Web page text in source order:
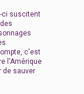
ci suscitent
c'est
l'Amérique
de sauver